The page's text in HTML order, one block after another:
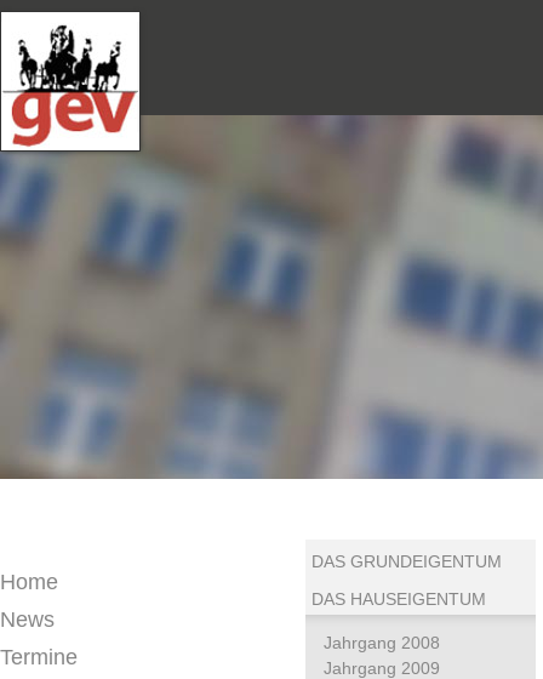
Home
News
Termine
DAS GRUNDEIGENTUM
DAS HAUSEIGENTUM
Jahrgang 2008
Jahrgang 2009